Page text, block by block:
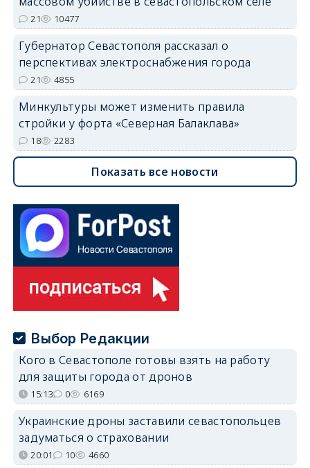
21 10477
Губернатор Севастополя рассказал о
перспективах электроснабжения города
21 4855
Минкультуры может изменить правила
стройки у форта «Северная Балаклава»
18 2283
Показать все новости
Выбор Редакции
Кого в Севастополе готовы взять на работу
для защиты города от дронов
15:13 0 6169
Украинские дроны заставили севастопольцев
задуматься о страховании
20:01 10 4660